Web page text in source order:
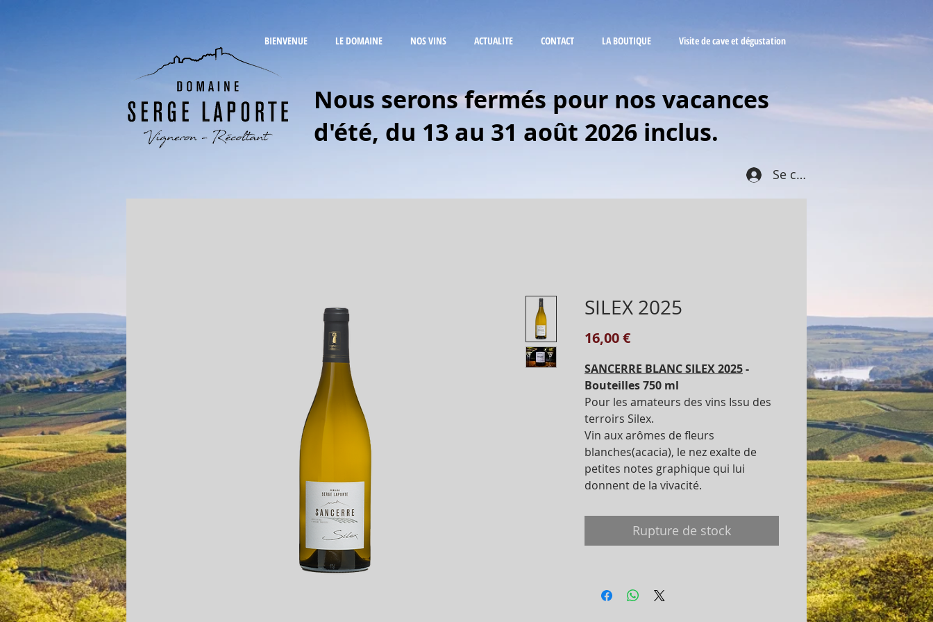
BIENVENUE LE DOMAINE NOS VINS ACTUALITE CONTACT LA BOUTIQUE Visite de cave et dégustation
Nous serons fermés pour nos vacances
d'été, du 13 au 31 août 2026 inclus.
Se connecter
SILEX 2025
16,00 €Prix
SANCERRE BLANC SILEX 2025-
Bouteilles 750 ml
Pour les amateurs des vins Issu des
terroirs Silex.
Vin aux arômes de fleurs
blanches(acacia), le nez exalte de
petites notes graphique qui lui
donnent de la vivacité.
Rupture de stock